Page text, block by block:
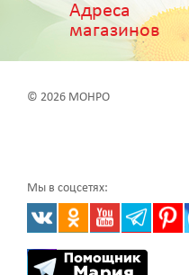
Адреса
магазинов
© 2026 МОНРО
Мы в соцсетях: